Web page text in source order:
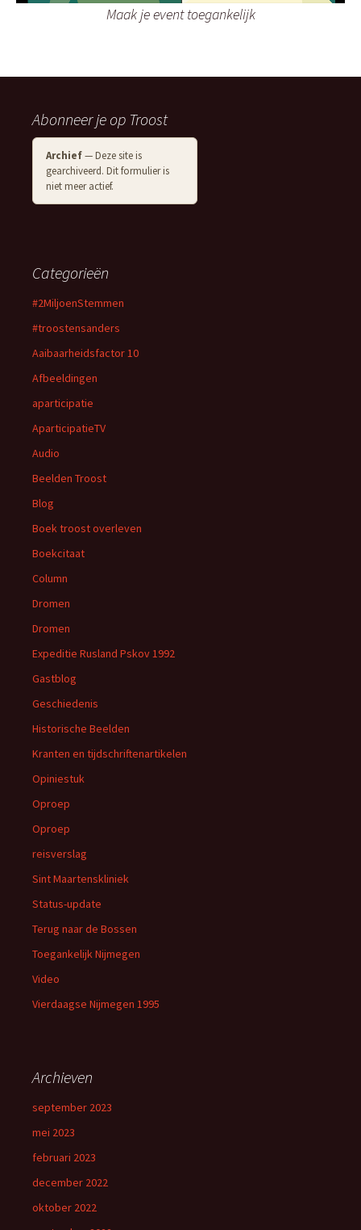
Maak je event toegankelijk
Abonneer je op Troost
Archief— Deze site is
gearchiveerd. Dit formulier is
niet meer actief.
Categorieën
#2MiljoenStemmen
#troostensanders
Aaibaarheidsfactor 10
Afbeeldingen
aparticipatie
AparticipatieTV
Audio
Beelden Troost
Blog
Boek troost overleven
Boekcitaat
Column
Dromen
Dromen
Expeditie Rusland Pskov 1992
Gastblog
Geschiedenis
Historische Beelden
Kranten en tijdschriftenartikelen
Opiniestuk
Oproep
Oproep
reisverslag
Sint Maartenskliniek
Status-update
Terug naar de Bossen
Toegankelijk Nijmegen
Video
Vierdaagse Nijmegen 1995
Archieven
september 2023
mei 2023
februari 2023
december 2022
oktober 2022